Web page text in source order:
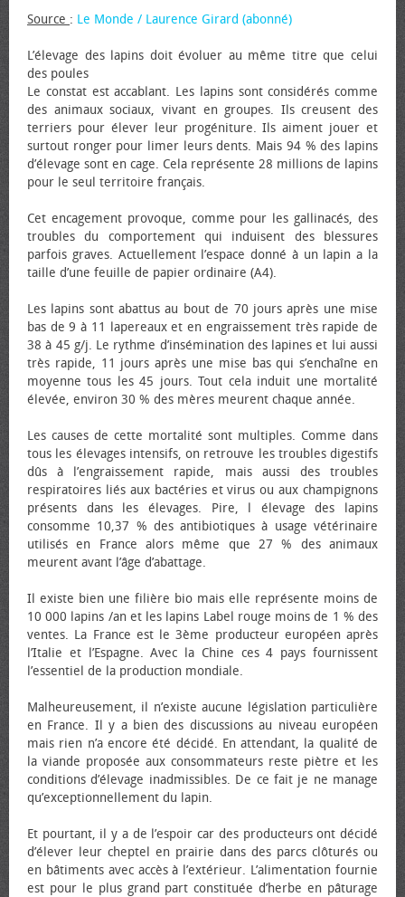
Source : Le Monde / Laurence Girard (abonné)
L’élevage des lapins doit évoluer au même titre que celui
des poules
Le constat est accablant. Les lapins sont considérés comme
des animaux sociaux, vivant en groupes. Ils creusent des
terriers pour élever leur progéniture. Ils aiment jouer et
surtout ronger pour limer leurs dents. Mais 94 % des lapins
d’élevage sont en cage. Cela représente 28 millions de lapins
pour le seul territoire français.
Cet encagement provoque, comme pour les gallinacés, des
troubles du comportement qui induisent des blessures
parfois graves. Actuellement l’espace donné à un lapin a la
taille d’une feuille de papier ordinaire (A4).
Les lapins sont abattus au bout de 70 jours après une mise
bas de 9 à 11 lapereaux et en engraissement très rapide de
38 à 45 g/j. Le rythme d’insémination des lapines et lui aussi
très rapide, 11 jours après une mise bas qui s’enchaîne en
moyenne tous les 45 jours. Tout cela induit une mortalité
élevée, environ 30 % des mères meurent chaque année.
Les causes de cette mortalité sont multiples. Comme dans
tous les élevages intensifs, on retrouve les troubles digestifs
dûs à l’engraissement rapide, mais aussi des troubles
respiratoires liés aux bactéries et virus ou aux champignons
présents dans les élevages. Pire, l élevage des lapins
consomme 10,37 % des antibiotiques à usage vétérinaire
utilisés en France alors même que 27 % des animaux
meurent avant l’âge d’abattage.
Il existe bien une filière bio mais elle représente moins de
10 000 lapins /an et les lapins Label rouge moins de 1 % des
ventes. La France est le 3ème producteur européen après
l’Italie et l’Espagne. Avec la Chine ces 4 pays fournissent
l’essentiel de la production mondiale.
Malheureusement, il n’existe aucune législation particulière
en France. Il y a bien des discussions au niveau européen
mais rien n’a encore été décidé. En attendant, la qualité de
la viande proposée aux consommateurs reste piètre et les
conditions d’élevage inadmissibles. De ce fait je ne manage
qu’exceptionnellement du lapin.
Et pourtant, il y a de l’espoir car des producteurs ont décidé
d’élever leur cheptel en prairie dans des parcs clôturés ou
en bâtiments avec accès à l’extérieur. L’alimentation fournie
est pour le plus grand part constituée d’herbe en pâturage